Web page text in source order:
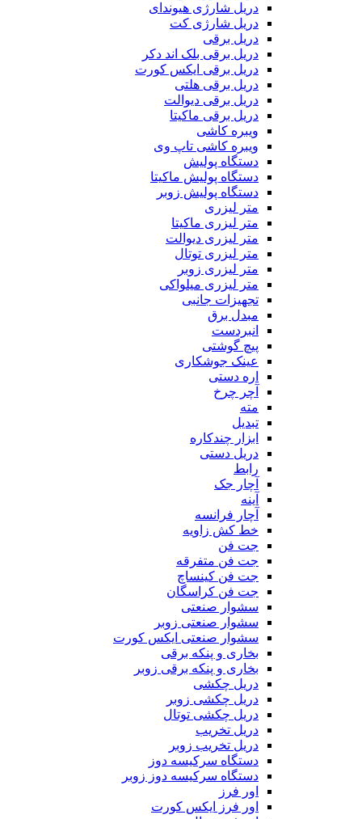
دریل شارژی هیوندای
دریل شارژی کت
دریل برقی
دریل برقی بلک اند دکر
دریل برقی ایکس کورت
دریل برقی هلتی
دریل برقی دیوالت
دریل برقی ماکیتا
ویبره کاشی
ویبره کاشی تاپ وی
دستگاه پولیش
دستگاه پولیش ماکیتا
دستگاه پولیش زوبر
متر لیزری
متر لیزری ماکیتا
متر لیزری دیوالت
متر لیزری توتال
متر لیزری زوبر
متر لیزری میلواکی
تجهیزات جانبی
مبدل برق
انبردست
پیچ گوشتی
عینک جوشکاری
اره دستی
آچر چرخ
مته
تبدیل
ابزار چندکاره
دریل دستی
رابط
آچار جک
آینه
آچار فرانسه
خط کش زاویه
جت فن
جت فن متفرقه
جت فن کینساچ
جت فن کراسگان
سشوار صنعتی
سشوار صنعتی زوبر
سشوار صنعتی ایکس کورت
بخاری و پنکه برقی
بخاری و پنکه برقی زوبر
دریل چکشی
دریل چکشی زوبر
دریل چکشی توتال
دریل تخریب
دریل تخریب زوبر
دستگاه سرکیسه دوز
دستگاه سرکیسه دوز زوبر
اور فرز
اور فرز ایکس کورت